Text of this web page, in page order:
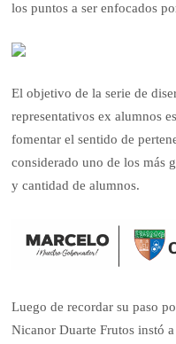
los puntos a ser enfocados
El objetivo de la serie de
representativos ex alumnos
fomentar el sentido de
considerado uno de los más
y cantidad de alumnos.
Luego de recordar su paso
Nicanor Duarte Frutos instó